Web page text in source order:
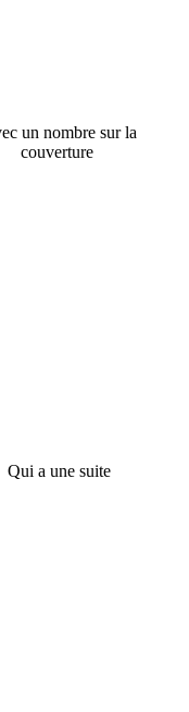
un nombre sur la
couverture
Qui a une suite